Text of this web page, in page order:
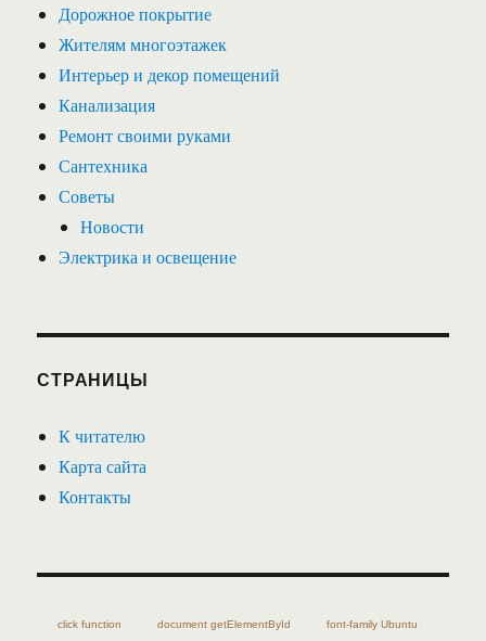
Дорожное покрытие
Жителям многоэтажек
Интерьер и декор помещений
Канализация
Ремонт своими руками
Сантехника
Советы
Новости
Электрика и освещение
СТРАНИЦЫ
К читателю
Карта сайта
Контакты
click function document getElementById font-family Ubuntu